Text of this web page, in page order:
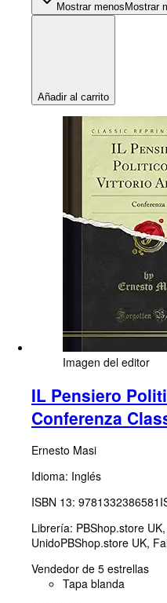
Mostrar menos Mostrar
Añadir al carrito
Imagen del editor
IL Pensiero
Conferenza
Ernesto Masi
Idioma: Inglés
ISBN 13: 9781332386581
Librería: PBShop.store
UnidoPBShop.store UK,
Vendedor de 5 estrellas
Tapa blanda